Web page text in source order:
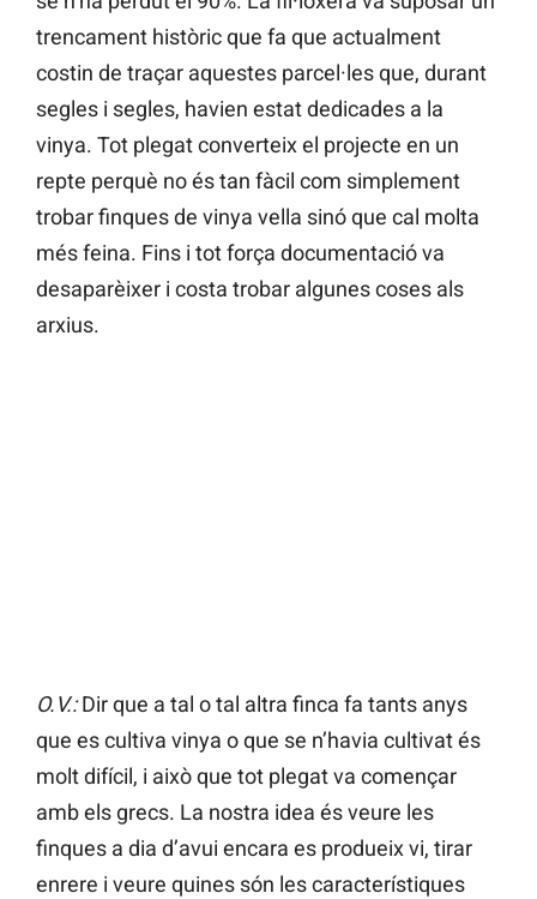
trencament històric que fa que actualment
costin de traçar aquestes parcel·les que, durant
segles i segles, havien estat dedicades a la
vinya. Tot plegat converteix el projecte en un
repte perquè no és tan fàcil com simplement
trobar finques de vinya vella sinó que cal molta
més feina. Fins i tot força documentació va
desaparèixer i costa trobar algunes coses als
arxius.
O.V.:Dir que a tal o tal altra finca fa tants anys
que es cultiva vinya o que se n’havia cultivat és
molt difícil, i això que tot plegat va començar
amb els grecs. La nostra idea és veure les
finques a dia d’avui encara es produeix vi, tirar
enrere i veure quines són les característiques